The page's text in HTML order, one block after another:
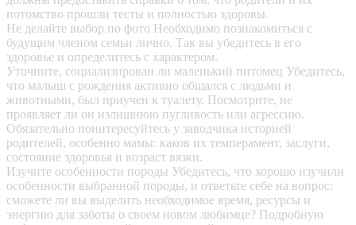
потомство прошли тесты и полностью здоровы.
Не делайте выбор по фото Необходимо познакомиться с
будущим членом семьи лично. Так вы убедитесь в его
здоровье и определитесь с характером.
Уточните, социализирован ли маленький питомец Убедитесь,
что малыш с рождения активно общался с людьми и
животными, был приучен к туалету. Посмотрите, не
проявляет ли он излишнюю пугливость или агрессию.
Обязательно поинтересуйтесь у заводчика историей
родителей, особенно мамы: каков их темперамент, заслуги,
состояние здоровья и возраст вязки.
Изучите особенности породы Убедитесь, что хорошо изучили
особенности выбранной породы, и ответьте себе на вопрос:
сможете ли вы выделить необходимое время, ресурсы и
энергию для заботы о своем новом любимце? Подробную